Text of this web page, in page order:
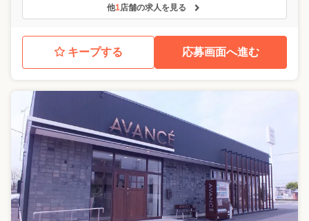
他1店舗の求人を見る
キープする 応募画面へ進む